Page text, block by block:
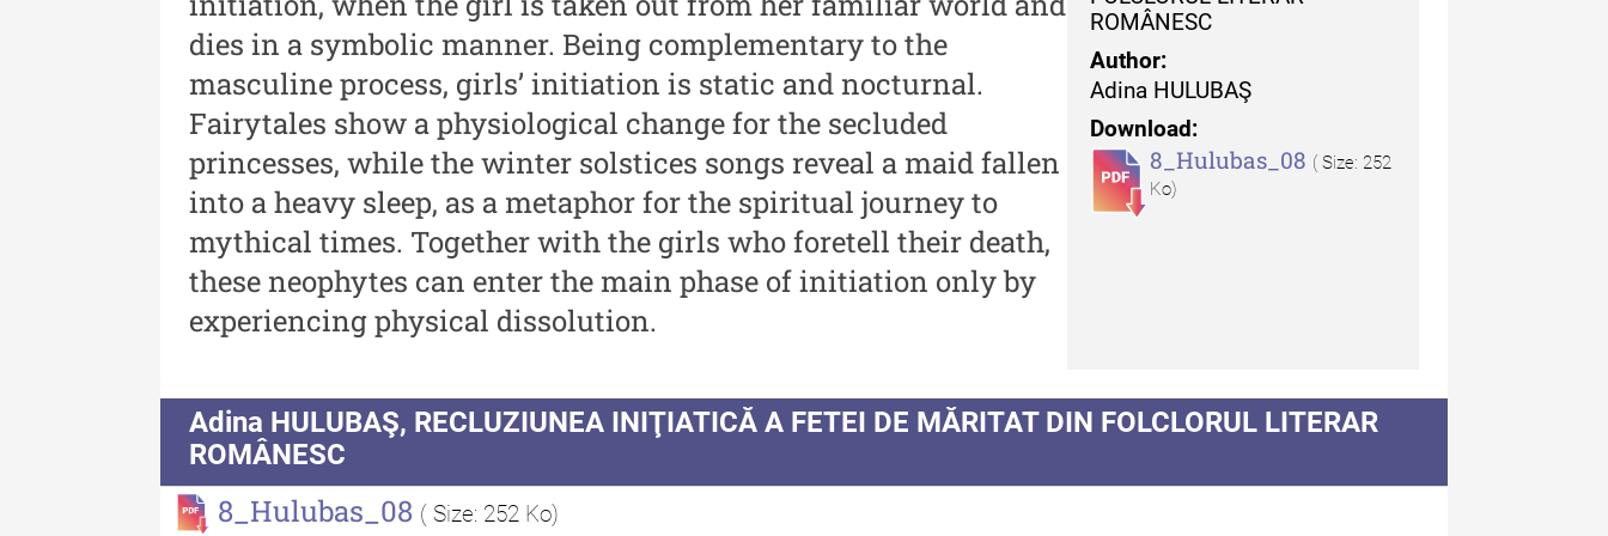
Revista "Cercetări istorice" -
XLII - 2023
Indexul Complet
Muzeului de Istorie a
Moldovei - XXIII / 2017
Buletinul ”Ioan Neculce” al
Muzeului de Istorie a
Moldovei - XXII / 2016
Indexul Complet
Anuarul Muzeului Etnografic
al Moldovei - XX / 2020
Indexul Complet
Buletinul Muzeului Științei și
Tehnicii ”Ștefan Procopiu”
Buletinul Muzeului Științei
și Tehnicii ”Ștefan Procopiu”
- An XV / Nr. 15 / 2021
Buletinul Muzeului Științei
Buletinul Centrului de Cercetare și
Buletinul Centrului de
Restaurare a Patrimoniului -
MediCult - Revista de
mediere culturală IV (2025)
MediCult - Revista de
dies in a symbolic manner. Being complementary to the
masculine process, girls’ initiation is static and nocturnal.
Fairytales show a physiological change for the secluded
princesses, while the winter solstices songs reveal a maid fallen
into a heavy sleep, as a metaphor for the spiritual journey to
mythical times. Together with the girls who foretell their death,
these neophytes can enter the main phase of initiation only by
experiencing physical dissolution.
ROMÂNESC
Author:
Adina HULUBAŞ
Download:
8_Hulubas_08 ( Size: 252
Ko)
Adina HULUBAŞ, RECLUZIUNEA INIŢIATICĂ A FETEI DE MĂRITAT DIN FOLCLORUL LITERAR
ROMÂNESC
8_Hulubas_08 ( Size: 252 Ko)